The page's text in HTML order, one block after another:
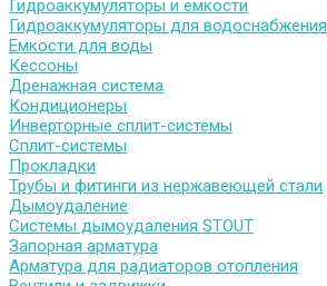
Гидроаккумуляторы и емкости
Гидроаккумуляторы для водоснабжения
Емкости для воды
Кессоны
Дренажная система
Кондиционеры
Инверторные сплит-системы
Сплит-системы
Прокладки
Трубы и фитинги из нержавеющей стали
Дымоудаление
Системы дымоудаления STOUT
Запорная арматура
Арматура для радиаторов отопления